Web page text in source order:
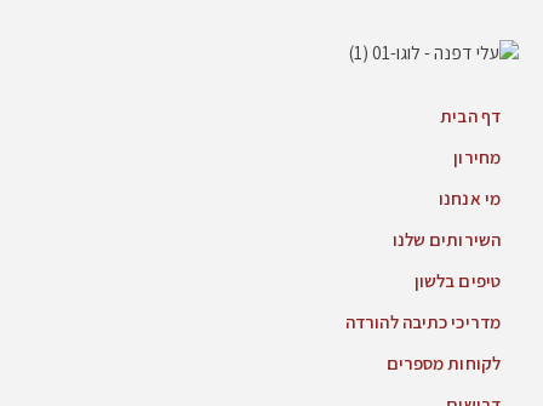
דף הבית
מחירון
מי אנחנו
השירותים שלנו
טיפים בלשון
מדריכי כתיבה להורדה
לקוחות מספרים